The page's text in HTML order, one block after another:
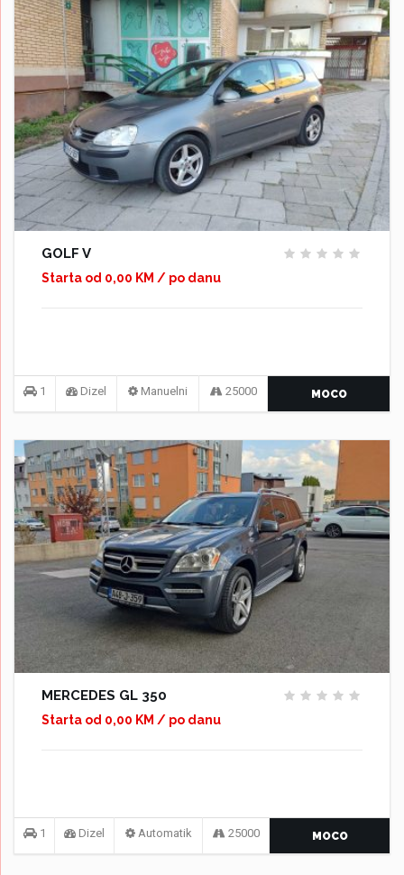
GOLF V
Starta od 0,00 KM / po danu
1 Dizel Manuelni 25000 MOCO
MERCEDES GL 350
Starta od 0,00 KM / po danu
1 Dizel Automatik 25000 MOCO